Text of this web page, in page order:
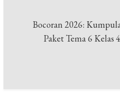
Bocoran 2026:
Paket Tema 6